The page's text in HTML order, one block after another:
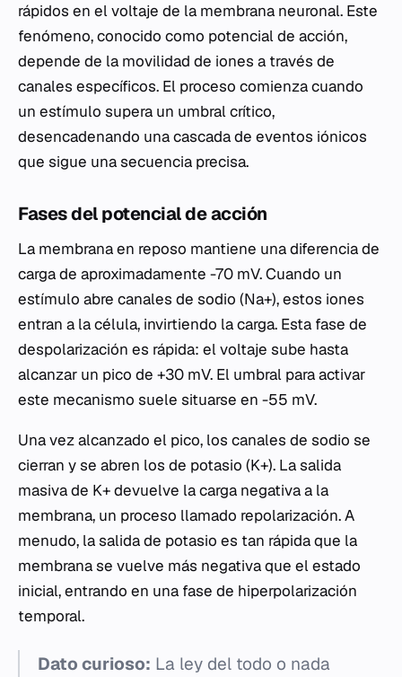
rápidos en el voltaje de la membrana neuronal. Este
fenómeno, conocido como potencial de acción,
depende de la movilidad de iones a través de
canales específicos. El proceso comienza cuando
un estímulo supera un umbral crítico,
desencadenando una cascada de eventos iónicos
que sigue una secuencia precisa.
Fases del potencial de acción
La membrana en reposo mantiene una diferencia de
carga de aproximadamente -70 mV. Cuando un
estímulo abre canales de sodio (Na+), estos iones
entran a la célula, invirtiendo la carga. Esta fase de
despolarización es rápida: el voltaje sube hasta
alcanzar un pico de +30 mV. El umbral para activar
este mecanismo suele situarse en -55 mV.
Una vez alcanzado el pico, los canales de sodio se
cierran y se abren los de potasio (K+). La salida
masiva de K+ devuelve la carga negativa a la
membrana, un proceso llamado repolarización. A
menudo, la salida de potasio es tan rápida que la
membrana se vuelve más negativa que el estado
inicial, entrando en una fase de hiperpolarización
temporal.
Dato curioso: La ley del todo o nada